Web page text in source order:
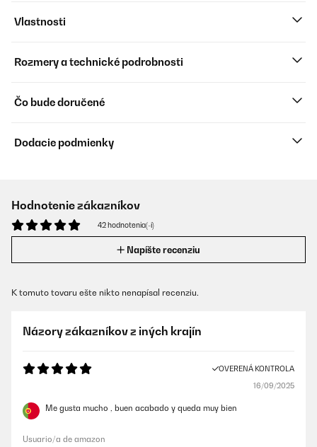
Vlastnosti
Rozmery a technické podrobnosti
Čo bude doručené
Dodacie podmienky
Hodnotenie zákazníkov
42 hodnotenia(-í)
Napíšte recenziu
K tomuto tovaru ešte nikto nenapísal recenziu.
Názory zákazníkov z iných krajín
OVERENÁ KONTROLA
16/09/2025
Me gusta mucho , buen acabado y queda muy bien
Usuario/a de amazon